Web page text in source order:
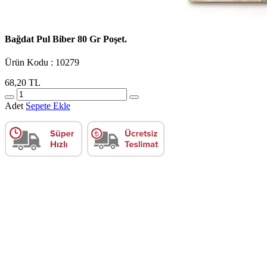
Bağdat Pul Biber 80 Gr Poşet.
Ürün Kodu : 10279
68,20 TL
Adet Sepete Ekle